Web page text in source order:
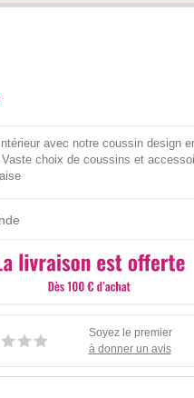
avec notre coussin design
Vaste choix de coussins et
Soyez le premier
à donner un avis